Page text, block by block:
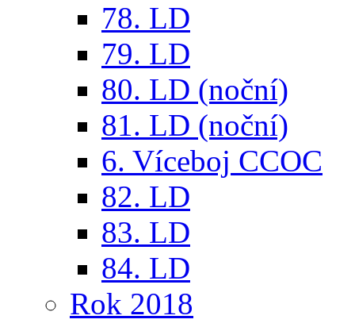
78. LD
79. LD
80. LD (noční)
81. LD (noční)
6. Víceboj CCOC
82. LD
83. LD
84. LD
Rok 2018